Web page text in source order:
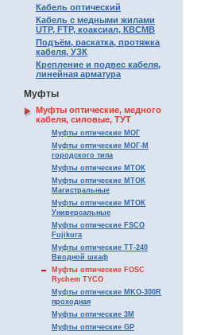
Кабель оптический
Кабель с медными жилами
UTP, FTP, коаксиал, КВСМВ
Подъём, раскатка, протяжка
кабеля, УЗК
Крепление и подвес кабеля,
линейная арматура
Муфты
Муфты оптические, медного
кабеля, силовые, ТУТ
Муфты оптические МОГ
Муфты оптические МОГ-М
городского типа
Муфты оптические МТОК
Муфты оптические МТОК
Магистральные
Муфты оптические МТОК
Универсальные
Муфты оптические FSCO
Fujikura
Муфты оптические ТТ-240
Вводной шкаф
Муфты оптические FOSC
Rychem TYCO
Муфты оптические MKO-300R
проходная
Муфты оптические 3М
Муфты оптические GP